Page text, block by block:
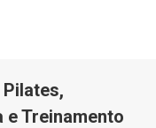
e Treinamento